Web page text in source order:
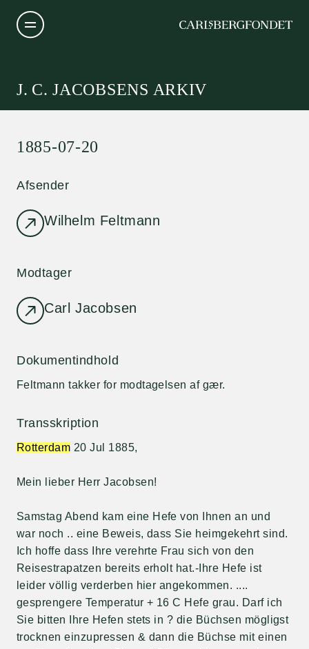
J. C. JACOBSENS ARKIV
1885-07-20
Afsender
Wilhelm Feltmann
Modtager
Carl Jacobsen
Dokumentindhold
Feltmann takker for modtagelsen af gær.
Transskription
Rotterdam 20 Jul 1885,
Mein lieber Herr Jacobsen!
Samstag Abend kam eine Hefe von Ihnen an und
war noch .. eine Beweis, dass Sie heimgekehrt sind.
Ich hoffe dass Ihre verehrte Frau sich von den
Reisestrapatzen bereits erholt hat.-Ihre Hefe ist
leider völlig verderben hier angekommen. ....
gesprengere Temperatur + 16 C Hefe grau. Darf ich
Sie bitten Ihre Hefen stets in ? die Büchsen mögligst
trocknen einzupressen & dann die Büchse mit einen